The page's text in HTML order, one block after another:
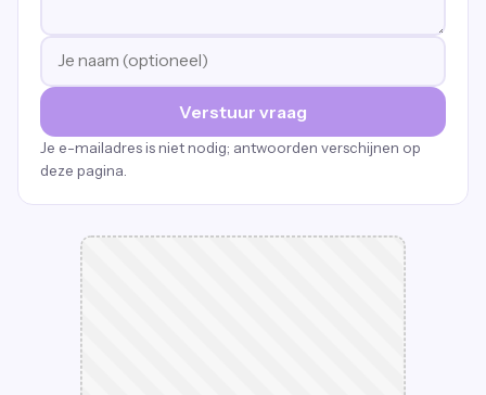
Verstuur vraag
Je e-mailadres is niet nodig; antwoorden verschijnen op
deze pagina.